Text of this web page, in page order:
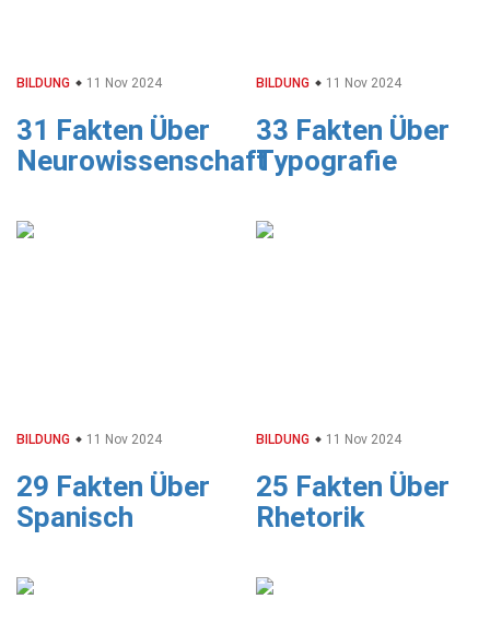
BILDUNG 11 Nov 2024
31 Fakten Über
Neurowissenschaft
BILDUNG 11 Nov 2024
33 Fakten Über
Typografie
BILDUNG 11 Nov 2024
29 Fakten Über
Spanisch
BILDUNG 11 Nov 2024
25 Fakten Über
Rhetorik